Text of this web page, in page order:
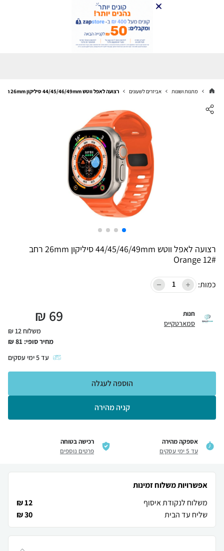
מתנות ושונות אביזרים לשעונים רצועה לאפל ווטש 44/45/46/49mm סיליקון 26mm רחב Orange 12#
רצועה לאפל ווטש 44/45/46/49mm סיליקון 26mm רחב
Orange 12#
כמות:
חנות
סמארטקייס 69
₪
משלוח 12 ₪
מחיר סופי: 81
₪
עד5ימי עסקים
קניה מהירה
הוספה לעגלה
אספקה מהירה
עד 5 ימי עסקים
רכישה בטוחה
פרטים נוספים
אפשרויות משלוח זמינות
משלוח לנקודת איסוף
12 ₪
שליח עד הבית
30 ₪